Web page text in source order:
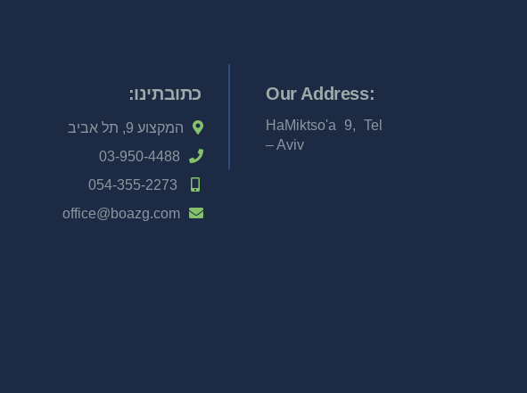
:Our Address
HaMiktso'a 9, Tel
– Aviv
כתובתינו:
המקצוע 9, תל אביב
03-950-4488
054-355-2273
office@boazg.com